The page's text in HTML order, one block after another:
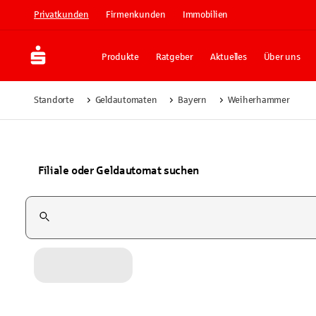
Privatkunden Firmenkunden Immobilien
Produkte Ratgeber Aktuelles Über uns
Standorte Geldautomaten Bayern Weiherhammer
Filiale oder Geldautomat suchen
Suchfeld